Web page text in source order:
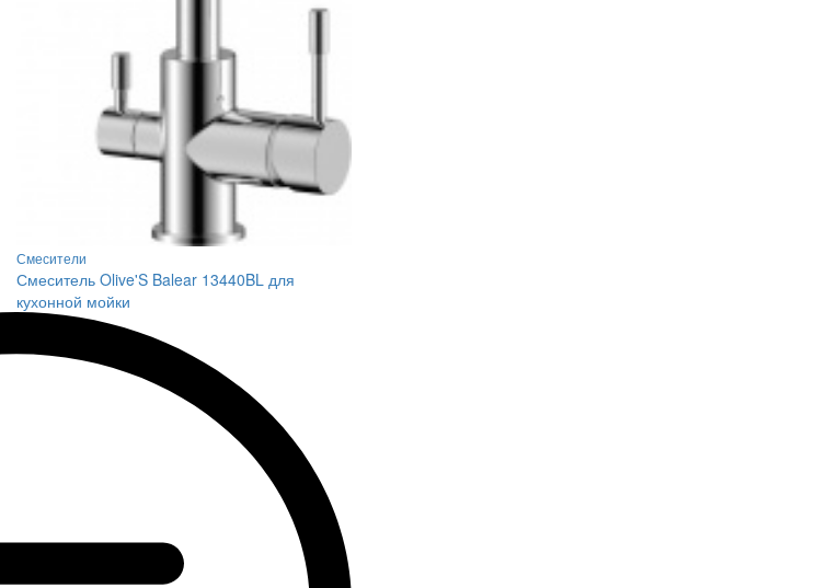
Смесители
Смеситель Olive'S Balear 13440BL для
кухонной мойки